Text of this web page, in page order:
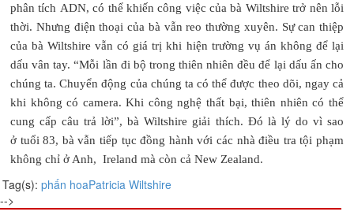
phân tích ADN, có thể khiến công việc của bà Wiltshire trở nên lỗi
thời. Nhưng điện thoại của bà vẫn reo thường xuyên. Sự can thiệp
của bà Wiltshire vẫn có giá trị khi hiện trường vụ án không để lại
dấu vân tay. “Mỗi lần đi bộ trong thiên nhiên đều để lại dấu ấn cho
chúng ta. Chuyển động của chúng ta có thể được theo dõi, ngay cả
khi không có camera. Khi công nghệ thất bại, thiên nhiên có thể
cung cấp câu trả lời”, bà Wiltshire giải thích. Đó là lý do vì sao
ở tuổi 83, bà vẫn tiếp tục đồng hành với các nhà điều tra tội phạm
không chỉ ở Anh, Ireland mà còn cả New Zealand.
Tag(s): phấn hoaPatricia Wiltshire
-->